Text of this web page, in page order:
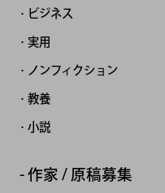
ビジネス
実用
ノンフィクション
教養
小説
作家 / 原稿募集